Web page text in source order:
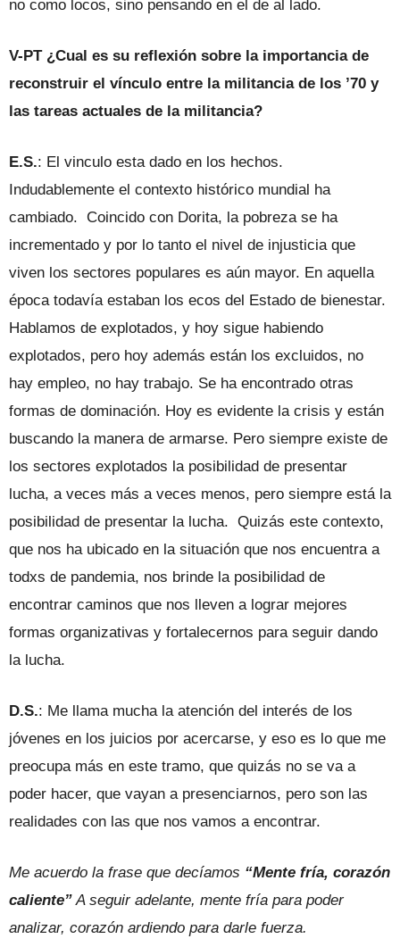
no como locos, sino pensando en el de al lado.
V-PT ¿Cual es su reflexión sobre la importancia de
reconstruir el vínculo entre la militancia de los ’70 y
las tareas actuales de la militancia?
E.S.: El vinculo esta dado en los hechos.
Indudablemente el contexto histórico mundial ha
cambiado. Coincido con Dorita, la pobreza se ha
incrementado y por lo tanto el nivel de injusticia que
viven los sectores populares es aún mayor. En aquella
época todavía estaban los ecos del Estado de bienestar.
Hablamos de explotados, y hoy sigue habiendo
explotados, pero hoy además están los excluidos, no
hay empleo, no hay trabajo. Se ha encontrado otras
formas de dominación. Hoy es evidente la crisis y están
buscando la manera de armarse. Pero siempre existe de
los sectores explotados la posibilidad de presentar
lucha, a veces más a veces menos, pero siempre está la
posibilidad de presentar la lucha. Quizás este contexto,
que nos ha ubicado en la situación que nos encuentra a
todxs de pandemia, nos brinde la posibilidad de
encontrar caminos que nos lleven a lograr mejores
formas organizativas y fortalecernos para seguir dando
la lucha.
D.S.: Me llama mucha la atención del interés de los
jóvenes en los juicios por acercarse, y eso es lo que me
preocupa más en este tramo, que quizás no se va a
poder hacer, que vayan a presenciarnos, pero son las
realidades con las que nos vamos a encontrar.
Me acuerdo la frase que decíamos “Mente fría, corazón
caliente”A seguir adelante, mente fría para poder
analizar, corazón ardiendo para darle fuerza.